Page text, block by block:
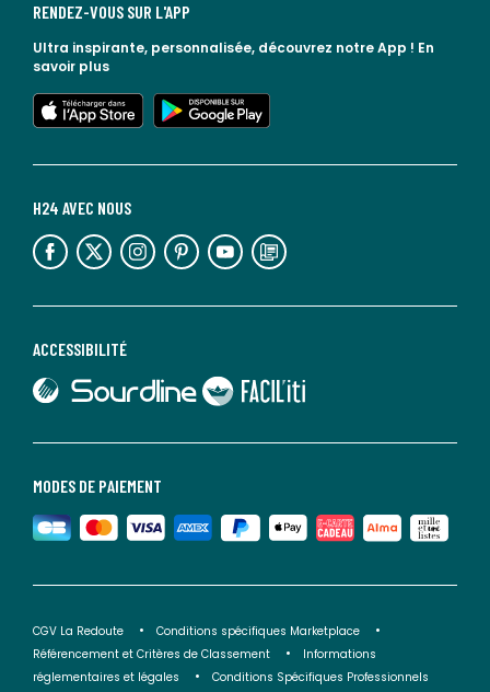
MODES DE PAIEMENT
ACCESSIBILITÉ
lien vers Sourdline
lien vers Faciliti
H24 AVEC NOUS
lien vers l'espace réseaux sociaux lien vers l'espace réseaux sociaux lien vers l'espace réseaux sociaux lien vers l'espace réseaux sociaux lien vers l'espace réseaux sociaux lien vers le blog la redoute
RENDEZ-VOUS SUR L'APP
Ultra inspirante, personnalisée, découvrez notre App ! En
savoir plus
lien vers l'app store
lien vers google play
CGV La Redoute
Conditions spécifiques Marketplace
Référencement et Critères de Classement
Informations
réglementaires et légales
Conditions Spécifiques Professionnels